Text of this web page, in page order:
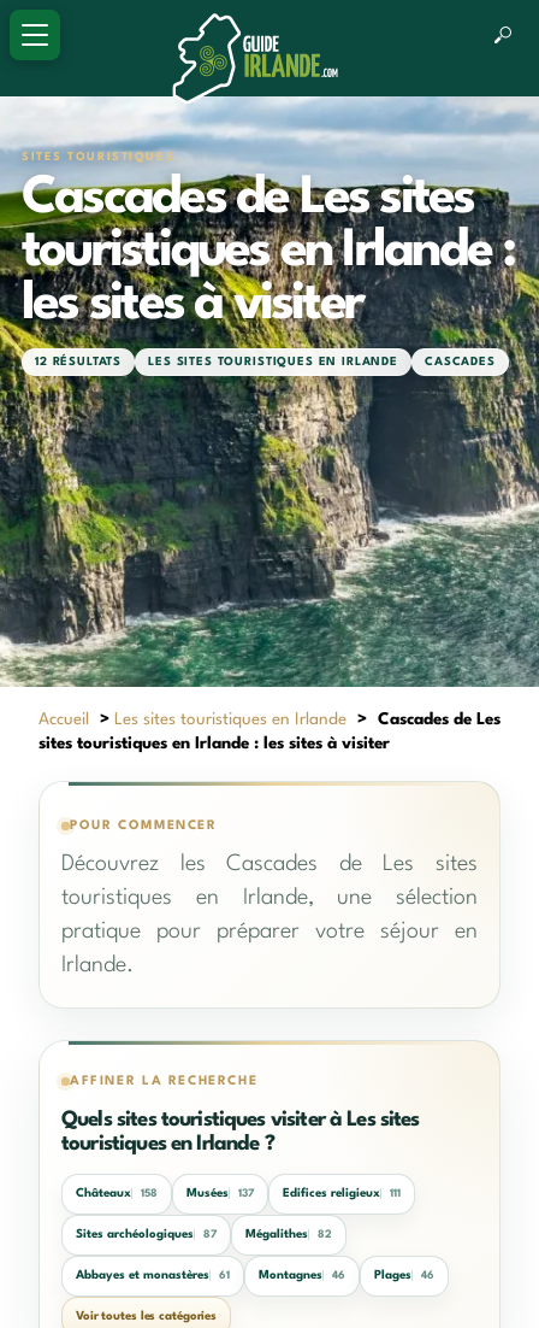
SITES TOURISTIQUES
Cascades de Les sites
touristiques en Irlande :
les sites à visiter
12 RÉSULTATS LES SITES TOURISTIQUES EN IRLANDE CASCADES
Accueil > Les sites touristiques en Irlande >
Cascades de Les
sites touristiques en Irlande : les sites à visiter
POUR COMMENCER
Découvrez les Cascades de Les sites
touristiques en Irlande, une sélection
pratique pour préparer votre séjour en
Irlande.
AFFINER LA RECHERCHE
Quels sites touristiques visiter à Les sites
touristiques en Irlande ?
Châteaux 158 Musées 137 Edifices religieux 111
Sites archéologiques 87 Mégalithes 82
Abbayes et monastères 61 Montagnes 46 Plages 46
Voir toutes les catégories